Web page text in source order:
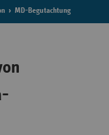
MD-Begutachtung